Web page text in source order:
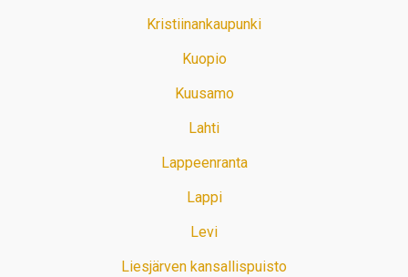
Kristiinankaupunki
Kuopio
Kuusamo
Lahti
Lappeenranta
Lappi
Levi
Liesjärven kansallispuisto